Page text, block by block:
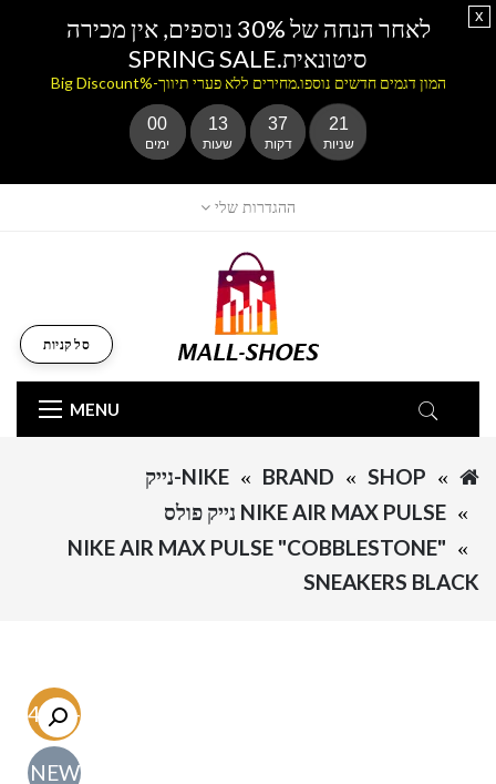
ההגדרות שלי
MENU
סל קניות
SHOP
BRAND
NIKE-נייק
NIKE AIR MAX PULSE נייק פולס
NIKE AIR MAX PULSE "COBBLESTONE"
SNEAKERS BLACK
-54.7%
NEW
לאחר הנחה של 30% נוספים, אין מכירה
סיטונאית.SPRING SALE
המון דגמים חדשים נוספו.מחירים ללא פערי תיווך-%Big Discount
00
ימים
13
שעות
37
דקות
21
שניות
x